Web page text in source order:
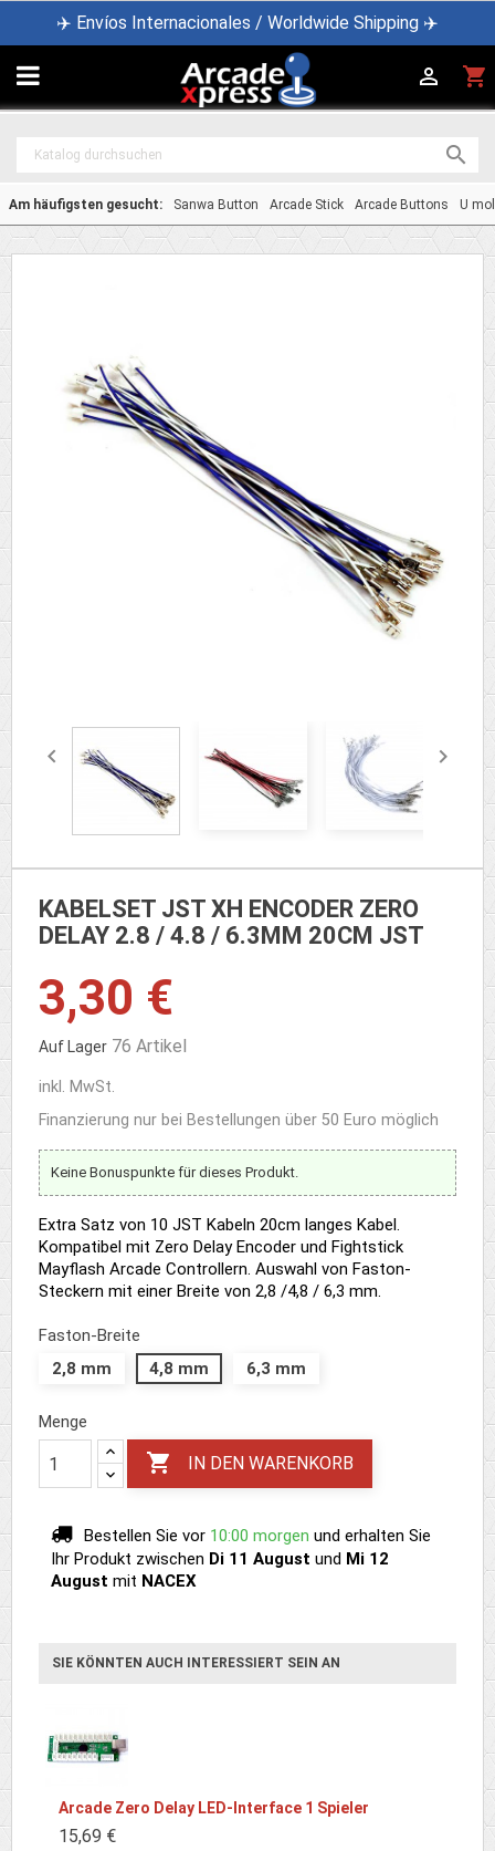
✈️ Envíos Internacionales / Worldwide Shipping ✈️
 shopping_cart


Am häufigsten gesucht: Sanwa Button Arcade Stick Arcade Buttons U
 
KABELSET JST XH ENCODER ZERO
DELAY 2.8 / 4.8 / 6.3MM 20CM JST
3,30 €
Auf Lager 76 Artikel
inkl. MwSt.
Finanzierung nur bei Bestellungen über 50 Euro möglich
Keine Bonuspunkte für dieses Produkt.
Extra Satz von 10 JST Kabeln 20cm langes Kabel.
Kompatibel mit Zero Delay Encoder und Fightstick
Mayflash Arcade Controllern. Auswahl von Faston-
Steckern mit einer Breite von 2,8 /4,8 / 6,3 mm.
Faston-Breite
2,8 mm
4,8 mm 6,3 mm
Menge
 IN DEN WARENKORB
Bestellen Sie vor 10:00 morgen und erhalten Sie
Ihr Produkt zwischen Di 11 August und Mi 12
August mit NACEX
SIE KÖNNTEN AUCH INTERESSIERT SEIN AN
Arcade Zero Delay LED-Interface 1 Spieler
15,69 €